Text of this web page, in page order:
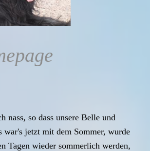
nass, so dass unsere Belle und
war's jetzt mit dem Sommer, wurde
Tagen wieder sommerlich werden,